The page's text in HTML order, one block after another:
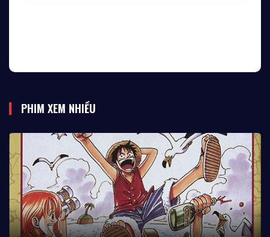
Tập 64 Tập 65 Tập 66
Tập 67
PHIM XEM NHIỀU